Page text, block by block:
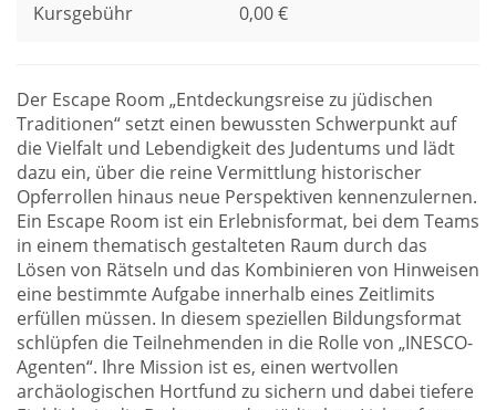
Kursgebühr 0,00 €
Der Escape Room „Entdeckungsreise zu jüdischen
Traditionen“ setzt einen bewussten Schwerpunkt auf
die Vielfalt und Lebendigkeit des Judentums und lädt
dazu ein, über die reine Vermittlung historischer
Opferrollen hinaus neue Perspektiven kennenzulernen.
Ein Escape Room ist ein Erlebnisformat, bei dem Teams
in einem thematisch gestalteten Raum durch das
Lösen von Rätseln und das Kombinieren von Hinweisen
eine bestimmte Aufgabe innerhalb eines Zeitlimits
erfüllen müssen. In diesem speziellen Bildungsformat
schlüpfen die Teilnehmenden in die Rolle von „INESCO-
Agenten“. Ihre Mission ist es, einen wertvollen
archäologischen Hortfund zu sichern und dabei tiefere